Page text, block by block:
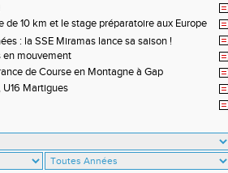
de 10 km et le stage préparatoire aux Europe
: la SSE Miramas lance sa saison !
en mouvement
de Course en Montagne à Gap
Martigues